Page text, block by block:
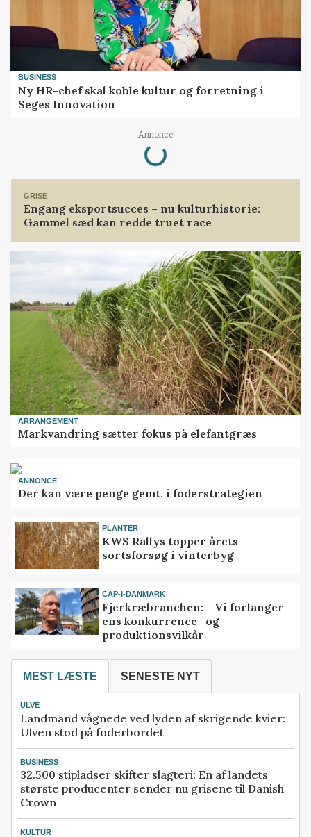
BUSINESS
Ny HR-chef skal koble kultur og forretning i
Seges Innovation
Annonce
Loading...
GRISE
Engang eksportsucces – nu kulturhistorie:
Gammel sæd kan redde truet race
ARRANGEMENT
Markvandring sætter fokus på elefantgræs
ANNONCE
Der kan være penge gemt, i foderstrategien
PLANTER
KWS Rallys topper årets
sortsforsøg i vinterbyg
CAP-I-DANMARK
Fjerkræbranchen: - Vi forlanger
ens konkurrence- og
produktionsvilkår
MEST LÆSTE SENESTE NYT
ULVE
Landmand vågnede ved lyden af skrigende kvier:
Ulven stod på foderbordet
BUSINESS
32.500 stipladser skifter slagteri: En af landets
største producenter sender nu grisene til Danish
Crown
KULTUR